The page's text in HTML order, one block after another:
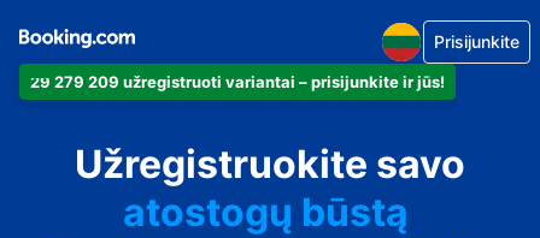
29 279 209 užregistruoti variantai – prisijunkite ir jūs!
Prisijunkite
Užregistruokite savo
apartamentus
viešbutį
atostogų būstą